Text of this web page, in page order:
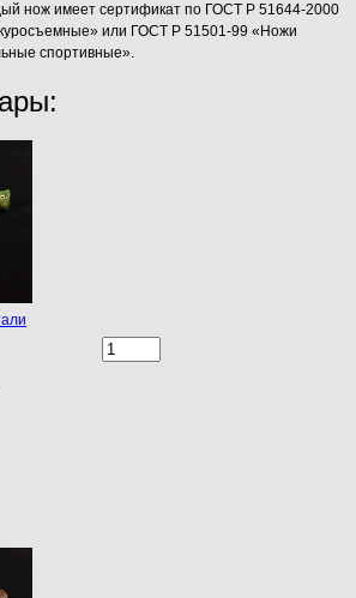
нож имеет сертификат по ГОСТ Р 51644-2000
или ГОСТ Р 51501-99 «Ножи
спортивные».